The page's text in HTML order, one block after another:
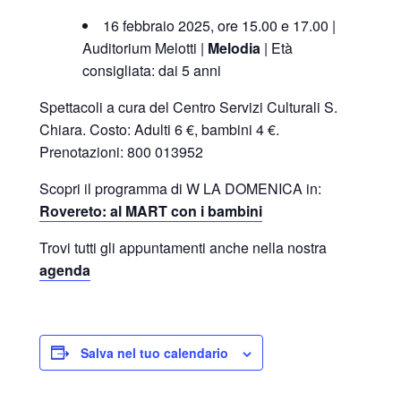
16 febbraio 2025, ore 15.00 e 17.00 |
Auditorium Melotti | Melodia | Età
consigliata: dai 5 anni
Spettacoli a cura del Centro Servizi Culturali S.
Chiara. Costo: Adulti 6 €, bambini 4 €.
Prenotazioni: 800 013952
Scopri il programma di W LA DOMENICA in:
Rovereto: al MART con i bambini
Trovi tutti gli appuntamenti anche nella nostra
agenda
Salva nel tuo calendario